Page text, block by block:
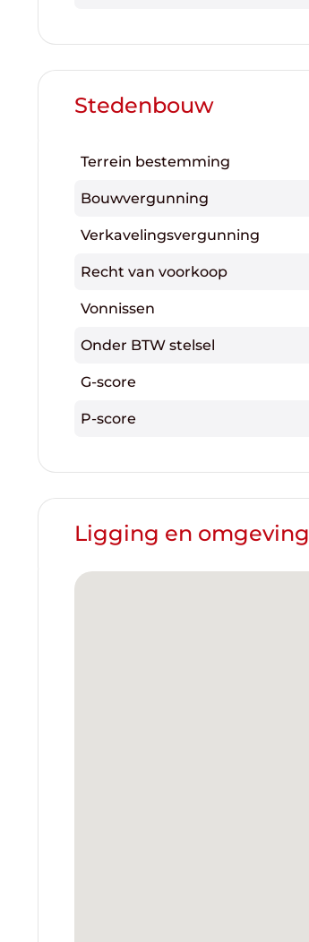
Stedenbouw
Terrein bestemming
Bouwvergunning
Verkavelingsvergunning
Recht van voorkoop
Vonnissen
Onder BTW stelsel
G-score
P-score
Ligging en omgeving